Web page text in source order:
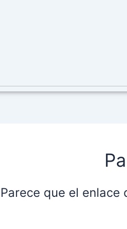
Parece que el enlace